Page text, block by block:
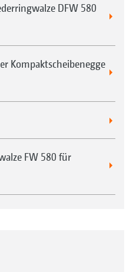
DFW 580
Kompaktscheibenegge
FW 580 für